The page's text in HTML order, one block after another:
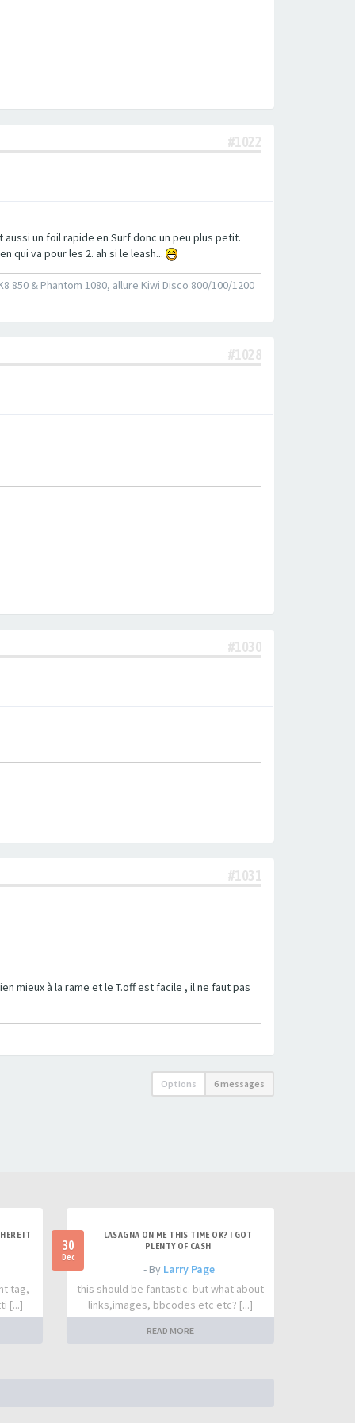
#1022
un foil rapide en Surf donc un peu plus petit.
qui va pour les 2. ah si le leash...
850 & Phantom 1080, allure Kiwi Disco 800/100/1200
#1028
#1030
#1031
mieux à la rame et le T.off est facile , il ne faut pas
Options 6 messages
IT
tag,
[...]
30
Dec
LASAGNA ON ME THIS TIME OK? I GOT
PLENTY OF CASH
- By Larry Page
this should be fantastic. but what about
links,images, bbcodes etc etc? [...]
READ MORE